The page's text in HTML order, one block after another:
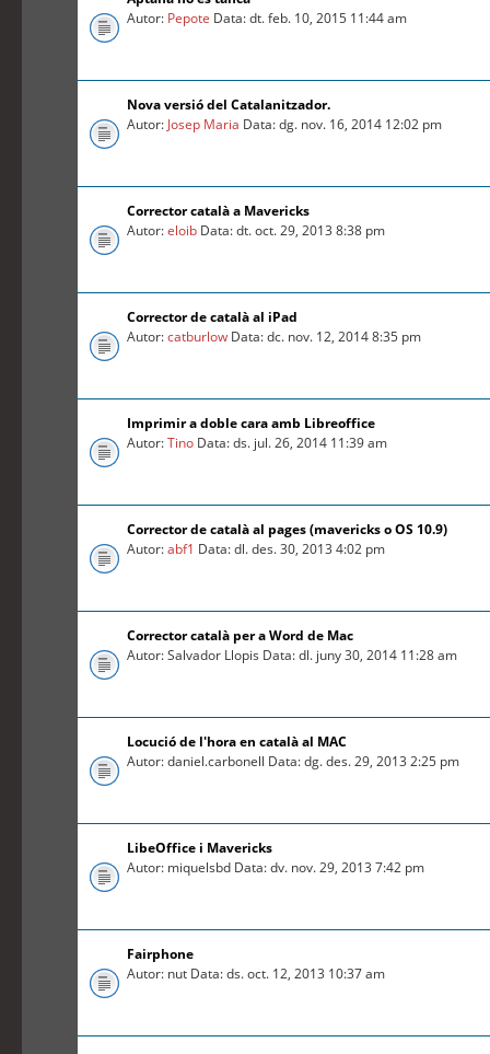
Autor: Pepote Data: dt. feb. 10, 2015 11:44 am
Nova versió del Catalanitzador.
Autor: Josep Maria Data: dg. nov. 16, 2014 12:02 pm
Corrector català a Mavericks
Autor:eloib Data: dt. oct. 29, 2013 8:38 pm
Corrector de català al iPad
Autor:catburlow Data: dc. nov. 12, 2014 8:35 pm
Imprimir a doble cara amb Libreoffice
Autor:Tino Data: ds. jul. 26, 2014 11:39 am
Corrector de català al pages (mavericks o OS 10.9)
Autor:abf1 Data: dl. des. 30, 2013 4:02 pm
Corrector català per a Word de Mac
Autor: Salvador Llopis Data: dl. juny 30, 2014 11:28 am
Locució de l'hora en català al MAC
Autor: daniel.carbonell Data: dg. des. 29, 2013 2:25 pm
LibeOffice i Mavericks
Autor: miquelsbd Data: dv. nov. 29, 2013 7:42 pm
Fairphone
Autor: nut Data: ds. oct. 12, 2013 10:37 am